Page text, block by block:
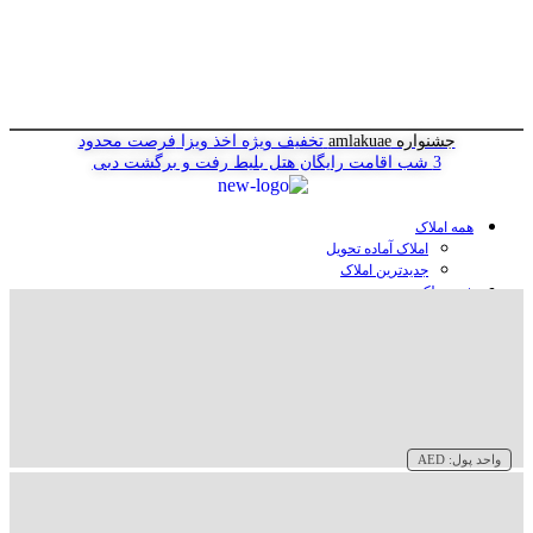
جشنواره amlakuae تخفیف ویژه اخذ ویزا فرصت محدود
3 شب اقامت رایگان هتل
بلیط رفت و برگشت دبی
همه املاک
املاک آماده تحویل
جدیدترین املاک
خرید ملک در دبی
واحد پول: AED